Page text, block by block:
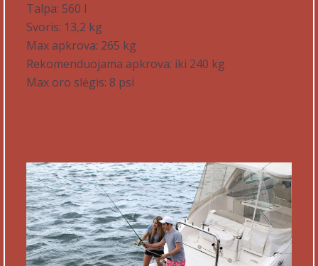
Talpa: 560 l
Svoris: 13,2 kg
Max apkrova: 265 kg
Rekomenduojama apkrova: iki 240 kg
Max oro slėgis: 8 psi